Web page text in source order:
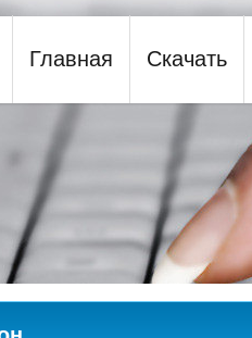
NeoSpy
Главная Скачать